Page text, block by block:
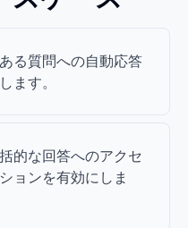
る質問への自動応答
ます。
的な回答へのアクセ
ョンを有効にしま